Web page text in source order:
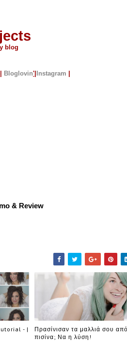
blog
Bloglovin' Instagram
& Review
- |
Πρασίνισαν τα μαλλιά σου
πισίνα; Να η λύση!